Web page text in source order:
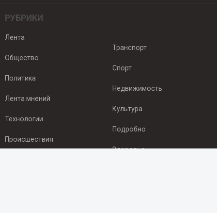
РУБРИКИ
Лента
Общество
Политика
Лента мнений
Технологии
Происшествия
Транспорт
Спорт
Недвижимость
Культура
Подробно
Здоровье